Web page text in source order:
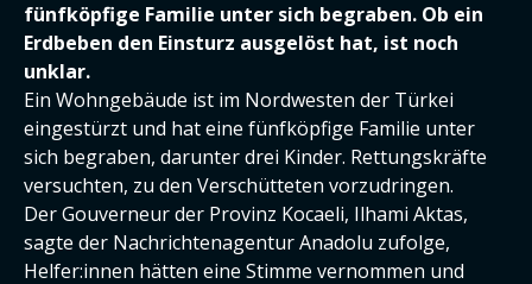
fünfköpfige Familie unter sich begraben. Ob ein
Erdbeben den Einsturz ausgelöst hat, ist noch
unklar.
Ein Wohngebäude ist im Nordwesten der Türkei
eingestürzt und hat eine fünfköpfige Familie unter
sich begraben, darunter drei Kinder. Rettungskräfte
versuchten, zu den Verschütteten vorzudringen.
Der Gouverneur der Provinz Kocaeli, Ilhami Aktas,
sagte der Nachrichtenagentur Anadolu zufolge,
Helfer:innen hätten eine Stimme vernommen und